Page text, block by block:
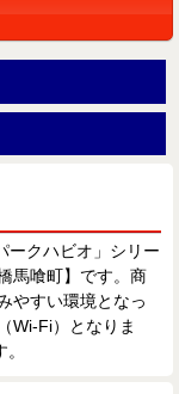
ークハビオ」シリー
馬喰町】です。商
やすい環境となっ
Wi-Fi）となりま